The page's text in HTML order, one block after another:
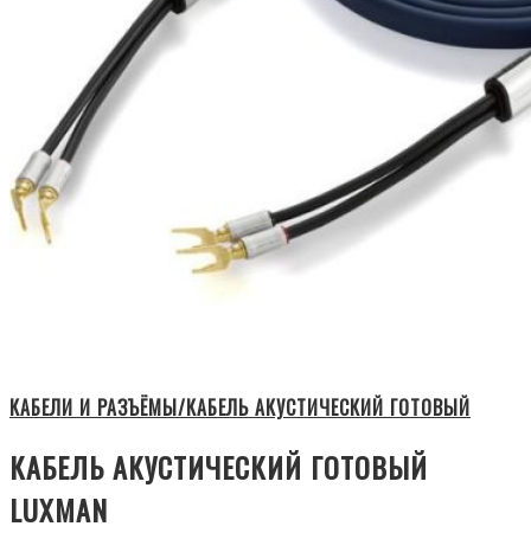
КАБЕЛИ И РАЗЪЁМЫ/КАБЕЛЬ АКУСТИЧЕСКИЙ ГОТОВЫЙ
КАБЕЛЬ АКУСТИЧЕСКИЙ ГОТОВЫЙ
LUXMAN